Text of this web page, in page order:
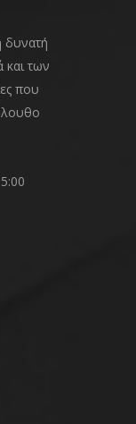
δυνατή
των
που